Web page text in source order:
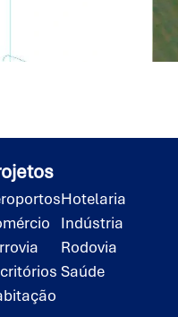
Hotelaria
Indústria
Rodovia
Saúde